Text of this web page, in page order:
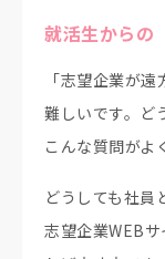
就活生からの
「志望企業が
難しいです。ど
こんな質問がよ
どうしても社員
志望企業WEB